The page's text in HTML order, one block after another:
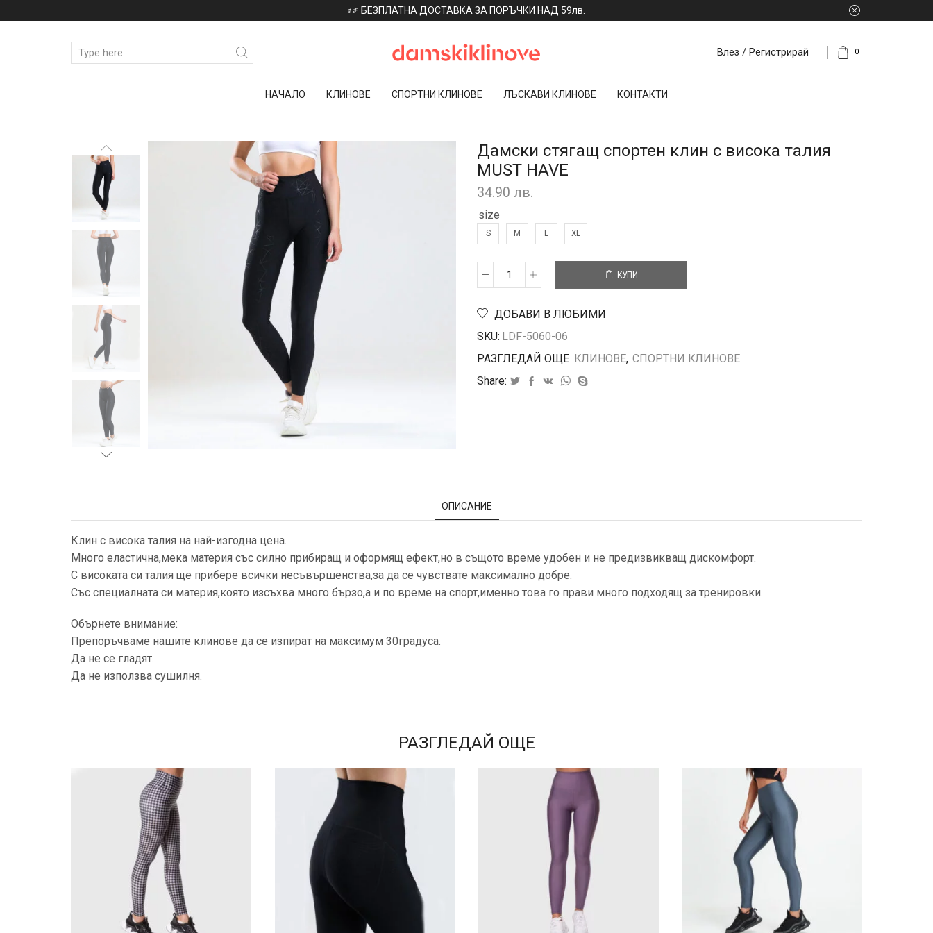
БЕЗПЛАТНА ДОСТАВКА ЗА ПОРЪЧКИ НАД 59лв.
Влез / Регистрирай 0
НАЧАЛО КЛИНОВЕ СПОРТНИ КЛИНОВЕ ЛЪСКАВИ КЛИНОВЕ КОНТАКТИ
Дамски стягащ спортен клин с висока талия
MUST HAVE
34.90 лв.
size
S M L XL
КУПИ
ДОБАВИ В ЛЮБИМИ
SKU: LDF-5060-06
РАЗГЛЕДАЙ ОЩЕ КЛИНОВЕ, СПОРТНИ КЛИНОВЕ
Share:
ОПИСАНИЕ
Клин с висока талия на най-изгодна цена.
Много еластична,мека материя със силно прибиращ и оформящ ефект,но в същото време удобен и не предизвикващ дискомфорт.
С високата си талия ще прибере всички несъвършенства,за да се чувствате максимално добре.
Със специалната си материя,която изсъхва много бързо,а и по време на спорт,именно това го прави много подходящ за тренировки.
Обърнете внимание:
Препоръчваме нашите клинове да се изпират на максимум 30градуса.
Да не се гладят.
Да не използва сушилня.
РАЗГЛЕДАЙ ОЩЕ